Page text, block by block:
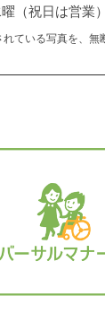
（祝日は営業）
ている写真を、無